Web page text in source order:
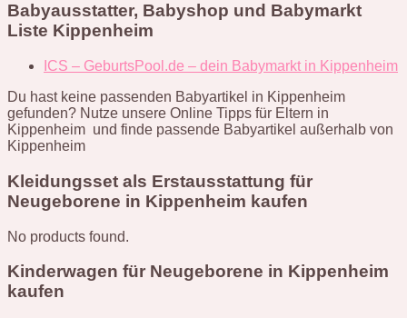
Babyausstatter, Babyshop und Babymarkt
Liste Kippenheim
ICS – GeburtsPool.de – dein Babymarkt in Kippenheim
Du hast keine passenden Babyartikel in Kippenheim
gefunden? Nutze unsere Online Tipps für Eltern in
Kippenheim und finde passende Babyartikel außerhalb von
Kippenheim
Kleidungsset als Erstausstattung für
Neugeborene in Kippenheim kaufen
No products found.
Kinderwagen für Neugeborene in Kippenheim
kaufen